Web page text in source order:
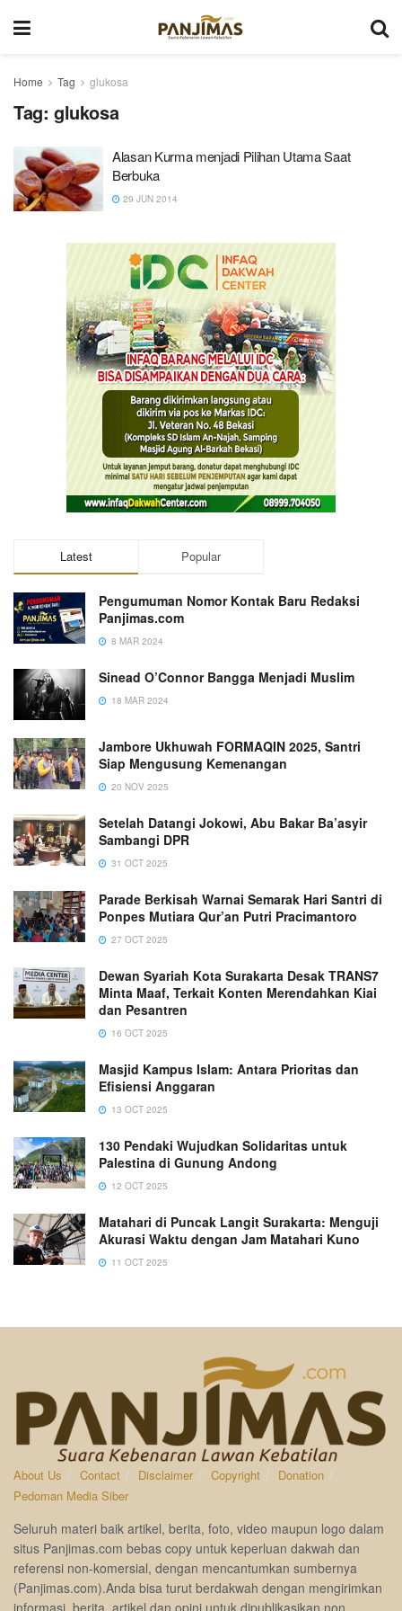
Home Tag glukosa
Tag: glukosa
Alasan Kurma menjadi Pilihan Utama Saat
Berbuka
29 JUN 2014
Latest Popular
Pengumuman Nomor Kontak Baru Redaksi
Panjimas.com
8 MAR 2024
Sinead O’Connor Bangga Menjadi Muslim
18 MAR 2024
Jambore Ukhuwah FORMAQIN 2025, Santri
Siap Mengusung Kemenangan
20 NOV 2025
Setelah Datangi Jokowi, Abu Bakar Ba’asyir
Sambangi DPR
31 OCT 2025
Parade Berkisah Warnai Semarak Hari Santri di
Ponpes Mutiara Qur’an Putri Pracimantoro
27 OCT 2025
Dewan Syariah Kota Surakarta Desak TRANS7
Minta Maaf, Terkait Konten Merendahkan Kiai
dan Pesantren
16 OCT 2025
Masjid Kampus Islam: Antara Prioritas dan
Efisiensi Anggaran
13 OCT 2025
130 Pendaki Wujudkan Solidaritas untuk
Palestina di Gunung Andong
12 OCT 2025
Matahari di Puncak Langit Surakarta: Menguji
Akurasi Waktu dengan Jam Matahari Kuno
11 OCT 2025
About Us Contact Disclaimer Copyright
Donation
Pedoman Media Siber
Seluruh materi baik artikel, berita, foto, video maupun logo dalam
situs Panjimas.com bebas copy untuk keperluan dakwah dan
referensi non-komersial, dengan mencantumkan sumbernya
(Panjimas.com).Anda bisa turut berdakwah dengan mengirimkan
informasi, berita, artikel dan opini untuk dipublikasikan non